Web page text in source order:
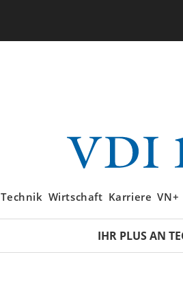
Technik Wirtschaft Karriere VN+
IHR PLUS AN